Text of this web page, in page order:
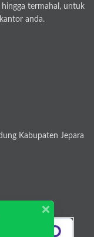
termahal, untuk
anda.
Kabupaten Jepara